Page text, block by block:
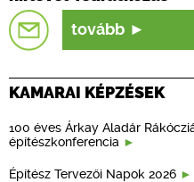
tovább
KAMARAI KÉPZÉSEK
100 éves Árkay Aladár
építészkonferencia
Építész Tervezői Napok 2026